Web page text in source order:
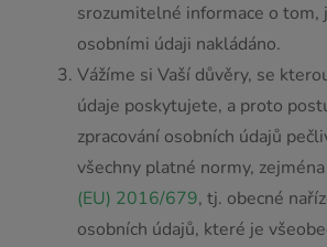
srozumitelné informace o tom,
osobními údaji nakládáno.
Vážíme si Vaší důvěry, se
údaje poskytujete, a proto
zpracování osobních údajů
všechny platné normy,
(EU) 2016/679, tj. obecné
osobních údajů, které je